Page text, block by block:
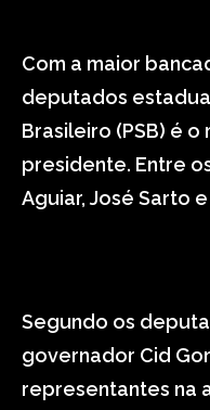
Com a maior
deputados
Brasileiro (PSB) é
presidente. Entre
Aguiar, José Sarto
Segundo os
governador Cid
representantes na